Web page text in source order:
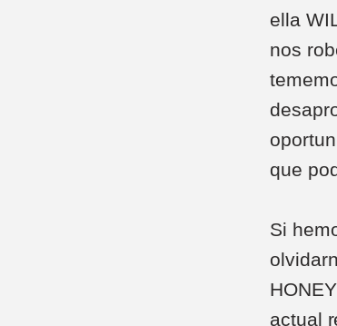
ella
nos
que
Si
actual